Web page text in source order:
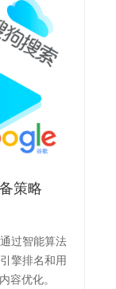
策略
过智能算法
擎排名和用
容优化。